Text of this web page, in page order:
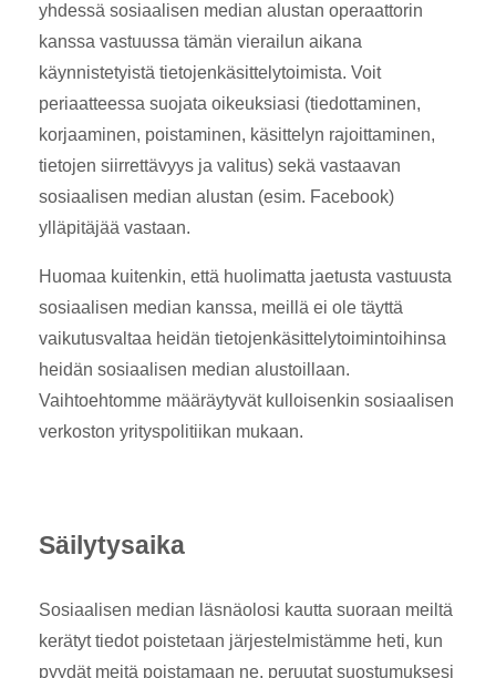
yhdessä sosiaalisen median alustan operaattorin
kanssa vastuussa tämän vierailun aikana
käynnistetyistä tietojenkäsittelytoimista. Voit
periaatteessa suojata oikeuksiasi (tiedottaminen,
korjaaminen, poistaminen, käsittelyn rajoittaminen,
tietojen siirrettävyys ja valitus) sekä vastaavan
sosiaalisen median alustan (esim. Facebook)
ylläpitäjää vastaan.
Huomaa kuitenkin, että huolimatta jaetusta vastuusta
sosiaalisen median kanssa, meillä ei ole täyttä
vaikutusvaltaa heidän tietojenkäsittelytoimintoihinsa
heidän sosiaalisen median alustoillaan.
Vaihtoehtomme määräytyvät kulloisenkin sosiaalisen
verkoston yrityspolitiikan mukaan.
Säilytysaika
Sosiaalisen median läsnäolosi kautta suoraan meiltä
kerätyt tiedot poistetaan järjestelmistämme heti, kun
pyydät meitä poistamaan ne, peruutat suostumuksesi